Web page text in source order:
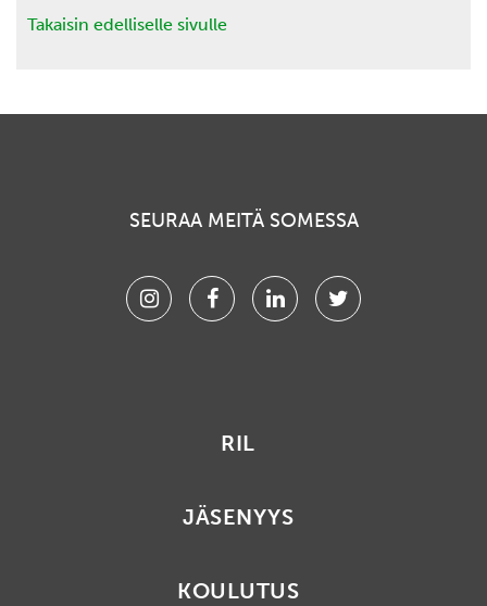
Takaisin edelliselle sivulle
SEURAA MEITÄ SOMESSA
InstagramFacebookLinkedinTwitter
RIL
JÄSENYYS
KOULUTUS